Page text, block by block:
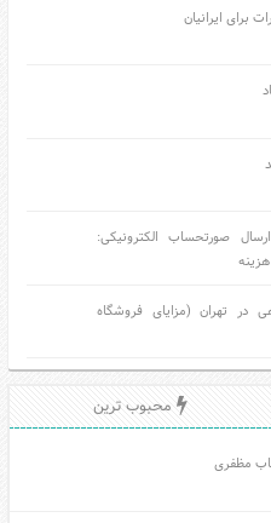
برای ایرانیان
صورتحساب الکترونیکی:
تهران (مزایای فروشگاه
محبوب ترین
مظفری